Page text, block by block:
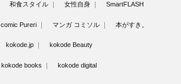
和食スタイル 女性自身 SmartFLASH
comic Pureri マンガ コミソル 本がすき。
kokode.jp kokode Beauty
kokode books kokode digital